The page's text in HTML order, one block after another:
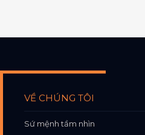
VỀ CHÚNG TÔI
Sứ mệnh tầm nhìn